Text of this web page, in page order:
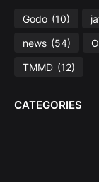
Godo (10)
news (54)
TMMD (12)
CATEGORIES